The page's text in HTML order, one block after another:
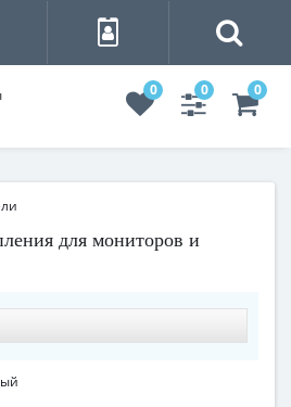
0 0 0
для мониторов и